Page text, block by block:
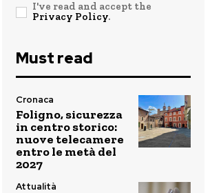
I've read and accept the
Privacy Policy.
Must read
Cronaca
Foligno, sicurezza
in centro storico:
nuove telecamere
entro le metà del
2027
Attualità